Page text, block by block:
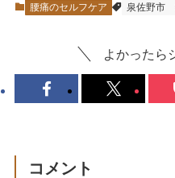
腰痛のセルフケア 泉佐野市
よかったら
コメント